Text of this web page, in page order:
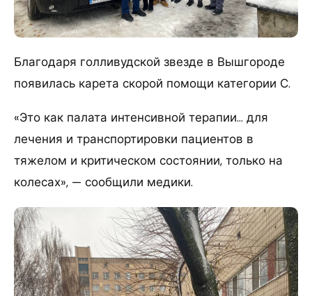
Благодаря голливудской звезде в Вышгороде
появилась карета скорой помощи категории С.
«Это как палата интенсивной терапии… для
лечения и транспортировки пациентов в
тяжелом и критическом состоянии, только на
колесах», — сообщили медики.